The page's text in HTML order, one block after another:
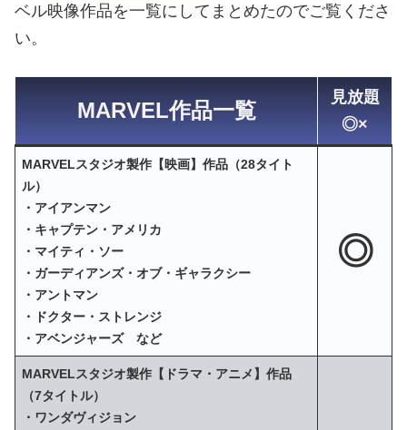
ベル映像作品を一覧にしてまとめたのでご覧くださ
い。
MARVEL作品一覧
見放題
◎×
MARVELスタジオ製作【映画】作品（28タイト
ル）
・アイアンマン
・キャプテン・アメリカ
・マイティ・ソー
・ガーディアンズ・オブ・ギャラクシー
・アントマン
・ドクター・ストレンジ
・アベンジャーズ など
◎
MARVELスタジオ製作【ドラマ・アニメ】作品
（7タイトル）
・ワンダヴィジョン